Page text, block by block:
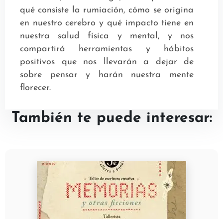
qué consiste la rumiación, cómo se origina
en nuestro cerebro y qué impacto tiene en
nuestra salud física y mental, y nos
compartirá herramientas y hábitos
positivos que nos llevarán a dejar de
sobre pensar y harán nuestra mente
florecer.
También te puede interesar: